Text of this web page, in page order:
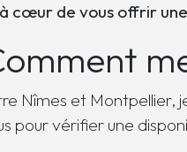
à cœur de vous offrir
Nîmes et
pour vérifier une